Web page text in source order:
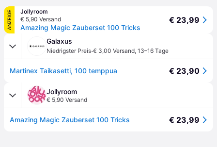
ANZEIGE
Jollyroom
€ 5,90 Versand
Amazing Magic Zauberset 100 Tricks
€ 23,99
Galaxus
Niedrigster Preis·€ 3,00 Versand, 13–16 Tage
Martinex Taikasetti, 100 temppua € 23,90
Jollyroom
€ 5,90 Versand
Amazing Magic Zauberset 100 Tricks € 23,99